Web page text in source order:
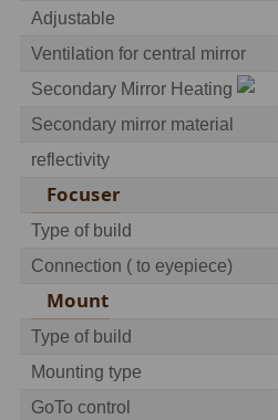
Adaptéry M48
Filtry L-RGB7
Filtry Pass 6
Filtry Clip5
Filtry CCD Hα, OIII
Rovnače a reduktory
Zaostření 11
Adjustable
Ventilation for central mirror
Secondary Mirror Heating
Secondary mirror material
reflectivity
Focuser
Type of build
Connection ( to eyepiece)
Mount
Type of build
Mounting type
GoTo control